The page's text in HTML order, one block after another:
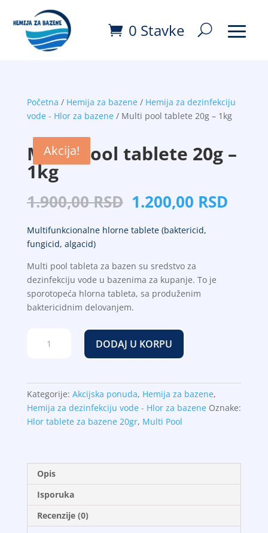
0 Stavke
Početna / Hemija za bazene/ Hemija za dezinfekciju
vode - Hlor za bazene/ Multi pool tablete 20g – 1kg
Akcija!
Multi pool tablete 20g –
1kg
1.900,00RSD Originalna
cena
je
RSD.
1.200,00 RSD
Multifunkcionalne hlorne tablete (baktericid,
fungicid, algacid)
Multi pool tableta za bazen su sredstvo za
dezinfekciju vode u bazenima za kupanje. To je
sporotopeća hlorna tableta, sa produženim
baktericidnim delovanjem.
–
1kg
količina
DODAJ U KORPU
Kategorije: Akcijska ponuda, Hemija za bazene,
Hemija za dezinfekciju vode - Hlor za bazene Oznake:
Hlor tablete za bazene 20gr, Multi Pool
Opis
Isporuka
Recenzije (0)
Akcija!
Akcija!
Akcija!